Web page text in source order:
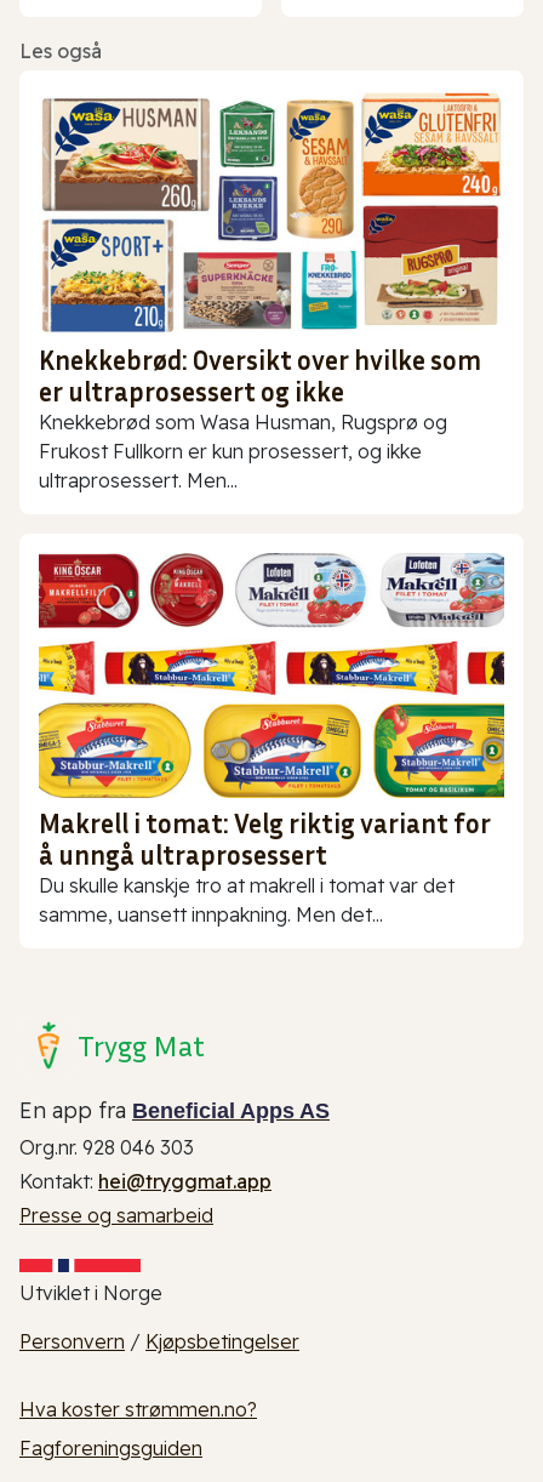
Les også
Knekkebrød: Oversikt over hvilke som
er ultraprosessert og ikke
Knekkebrød som Wasa Husman, Rugsprø og
Frukost Fullkorn er kun prosessert, og ikke
ultraprosessert. Men...
Makrell i tomat: Velg riktig variant for
å unngå ultraprosessert
Du skulle kanskje tro at makrell i tomat var det
samme, uansett innpakning. Men det...
Trygg Mat
En app fra Beneficial Apps AS
Org.nr. 928 046 303
Kontakt: hei@tryggmat.app
Presse og samarbeid
Utviklet i Norge
Personvern / Kjøpsbetingelser
Hva koster strømmen.no?
Fagforeningsguiden